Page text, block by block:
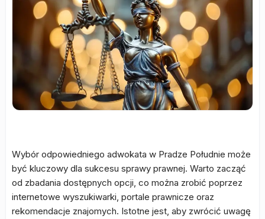
Wybór odpowiedniego adwokata w Pradze Południe może
być kluczowy dla sukcesu sprawy prawnej. Warto zacząć
od zbadania dostępnych opcji, co można zrobić poprzez
internetowe wyszukiwarki, portale prawnicze oraz
rekomendacje znajomych. Istotne jest, aby zwrócić uwagę